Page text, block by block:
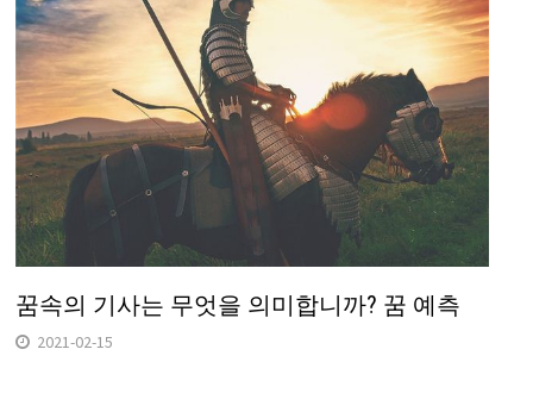
꿈속의 기사는 무엇을 의미합니까? 꿈 예측
2021-02-15